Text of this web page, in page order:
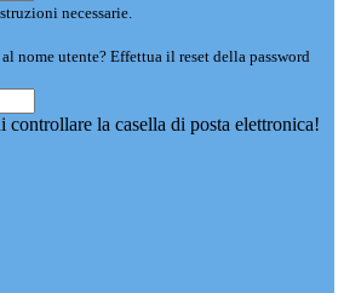
necessarie.
nome utente? Effettua il reset della password
controllare la casella di posta elettronica!